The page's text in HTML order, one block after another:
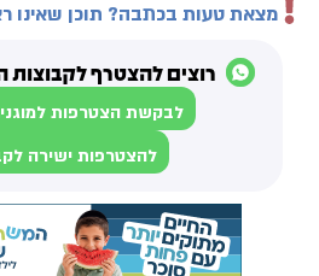
מצאת טעות בכתבה? תוכן שאינו
רוצים להצטרף לקבוצות
לבקשת הצטרפות
להצטרפות ישירה